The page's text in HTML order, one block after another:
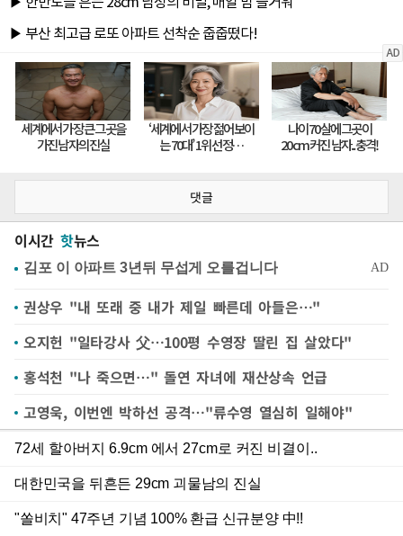
댓글
이시간 핫뉴스
권상우 "내 또래 중 내가 제일 빠른데 아들은…"
오지헌 "일타강사 父…100평 수영장 딸린 집 살았다"
홍석천 "나 죽으면…" 돌연 자녀에 재산상속 언급
고영욱, 이번엔 박하선 공격…"류수영 열심히 일해야"